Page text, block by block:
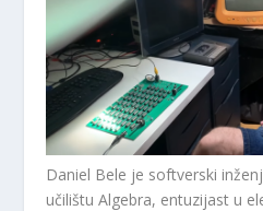
Daniel Bele je softverski
učilištu Algebra, entuzijast u